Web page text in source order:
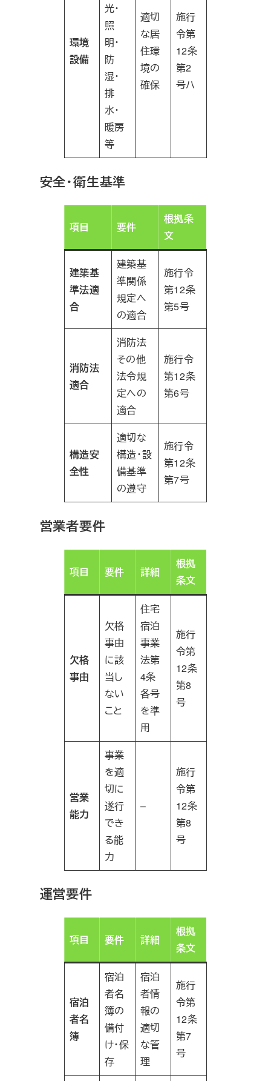
環境
設備
光・
照
明・
防
湿・
排
水・
暖房
等
適切
な居
住環
境の
確保
施行
令第
12条
第2
号ハ
安全・衛生基準
項目 要件
根拠条
文
建築基
準法適
合
建築基
準関係
規定へ
の適合
施行令
第12条
第5号
消防法
適合
消防法
その他
法令規
定への
適合
施行令
第12条
第6号
構造安
全性
適切な
構造・設
備基準
の遵守
施行令
第12条
第7号
営業者要件
項目 要件 詳細
根拠
条文
欠格
事由
欠格
事由
に該
当し
ない
こと
住宅
宿泊
事業
法第
4条
各号
を準
用
施行
令第
12条
第8
号
営業
能力
事業
を適
切に
遂行
でき
る能
力
–
施行
令第
12条
第8
号
運営要件
項目 要件 詳細
根拠
条文
宿泊
者名
簿
宿泊
者名
簿の
備付
け・保
存
宿泊
者情
報の
適切
な管
理
施行
令第
12条
第7
号